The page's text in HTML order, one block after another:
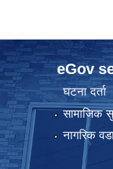
eGov
घटना दर्ता
सामाजिक
नागरिक